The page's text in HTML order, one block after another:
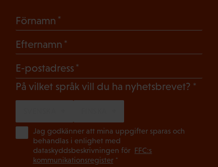
Förnamn
Efternamn
E-postadress
På vilket språk vill du ha nyhetsbrevet?
Jag godkänner att mina uppgifter sparas och
behandlas i enlighet med
dataskyddsbeskrivningen för FFC:s
kommunikationsregister*